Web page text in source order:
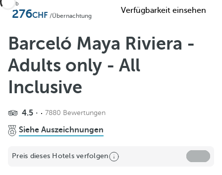
Zu Favoriten hinzufügen
Weitere Fotos und Videos anzeigen
Ab
276 /Übernachtung
Verfügbarkeit einsehen
Barceló Maya Riviera -
Adults only - All
Inclusive
4.5 7880 Bewertungen
Siehe Auszeichnungen
Preis dieses Hotels verfolgen